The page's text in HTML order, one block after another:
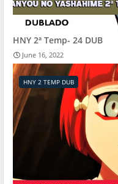
HNY 2ª Temp- 24 DUB
June 16, 2022
HNY 2 TEMP DUB